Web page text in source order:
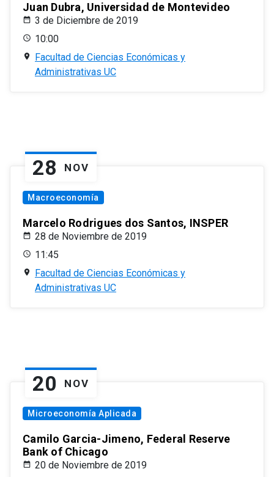
Juan Dubra, Universidad de Montevideo
3 de Diciembre de 2019
10:00
Facultad de Ciencias Económicas y
Administrativas UC
28 NOV
Macroeconomía
Marcelo Rodrigues dos Santos, INSPER
28 de Noviembre de 2019
11:45
Facultad de Ciencias Económicas y
Administrativas UC
20 NOV
Microeconomía Aplicada
Camilo Garcia-Jimeno, Federal Reserve
Bank of Chicago
20 de Noviembre de 2019